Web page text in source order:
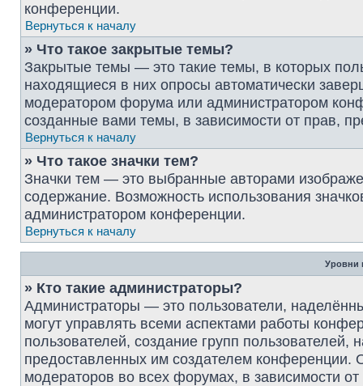
конференции.
Вернуться к началу
» Что такое закрытые темы?
Закрытые темы — это такие темы, в которых
находящиеся в них опросы автоматически
модератором форума или администратором
созданные вами темы, в зависимости от прав,
Вернуться к началу
» Что такое значки тем?
Значки тем — это выбранные авторами
содержание. Возможность использования
администратором конференции.
Вернуться к началу
Уровни
» Кто такие администраторы?
Администраторы — это пользователи,
могут управлять всеми аспектами работы
пользователей, создание групп пользователей,
предоставленных им создателем конференции.
модераторов во всех форумах, в зависимости